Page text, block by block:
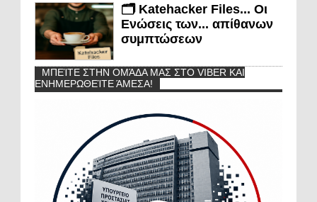
🗂️ Katehacker Files... Οι
Ενώσεις των... απίθανων
συμπτώσεων
ΜΠΕΊΤΕ ΣΤΗΝ ΟΜΆΔΑ ΜΑΣ ΣΤΟ VIBER ΚΑΙ
ΕΝΗΜΕΡΩΘΕΊΤΕ ΆΜΕΣΑ!